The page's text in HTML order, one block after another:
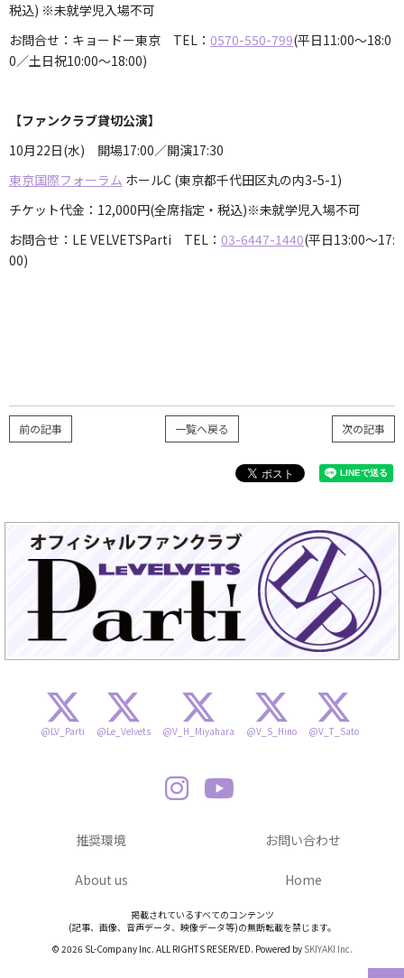
税込) ※未就学児入場不可
お問合せ：キョードー東京 TEL： 0570-550-799(平日11:00～18:0
0／土日祝10:00～18:00)
【ファンクラブ貸切公演】
10月22日(水) 開場17:00／開演17:30
東京国際フォーラム ホールC (東京都千代田区丸の内3-5-1)
チケット代金：12,000円(全席指定・税込)※未就学児入場不可
お問合せ：LE VELVETSParti TEL： 03-6447-1440(平日13:00～17:
00)
次の記事
一覧へ戻る
前の記事
@LV_Parti @Le_Velvets @V_H_Miyahara @V_S_Hino @V_T_Sato
推奨環境 お問い合わせ
About us Home
掲載されているすべてのコンテンツ
(記事、画像、音声データ、映像データ等)の無断転載を禁じます。
© 2026 SL-Company Inc. ALL RIGHTS RESERVED. Powered by SKIYAKI Inc.